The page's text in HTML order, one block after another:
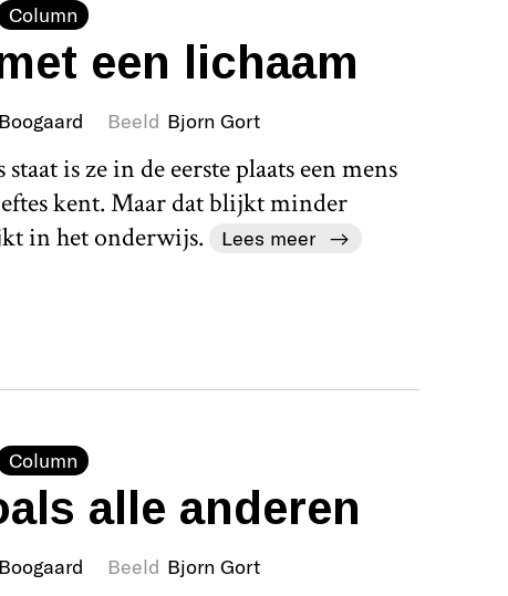
Column
een lichaam
Beeld Bjorn Gort
is ze in de eerste plaats een mens
kent. Maar dat blijkt minder
in het onderwijs.
Lees meer
Column
alle anderen
Beeld Bjorn Gort